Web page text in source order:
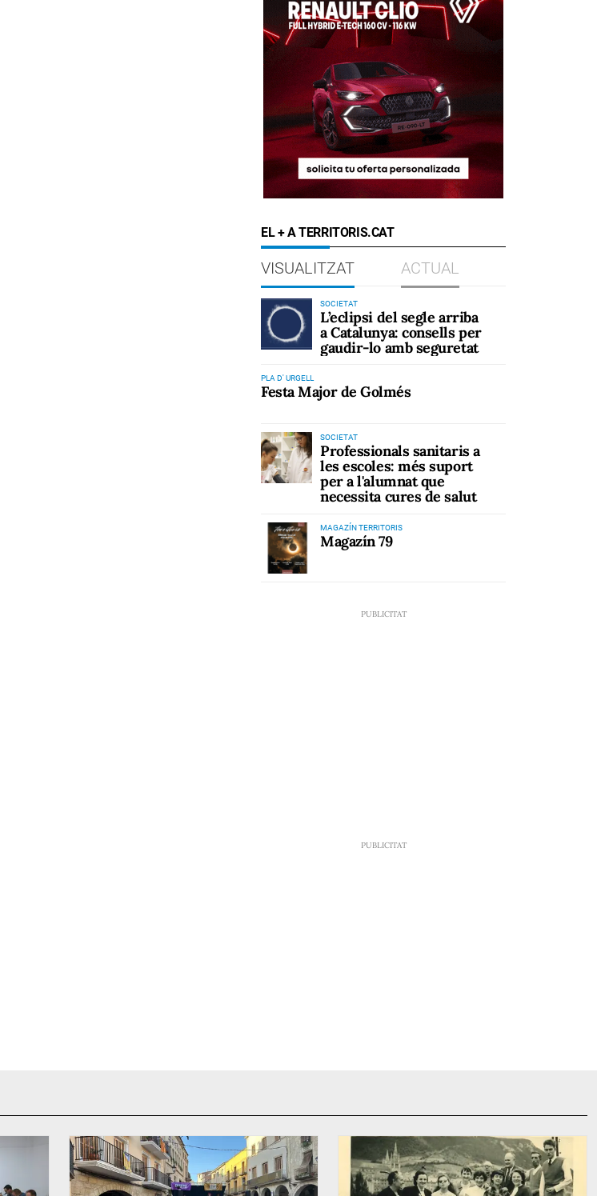
EL + A TERRITORIS.CAT
VISUALITZAT ACTUAL
SOCIETAT
L’eclipsi del segle arriba
a Catalunya: consells per
gaudir-lo amb seguretat
PLA D' URGELL
Festa Major de Golmés
SOCIETAT
Professionals sanitaris a
les escoles: més suport
per a l'alumnat que
necessita cures de salut
MAGAZÍN TERRITORIS
Magazín 79